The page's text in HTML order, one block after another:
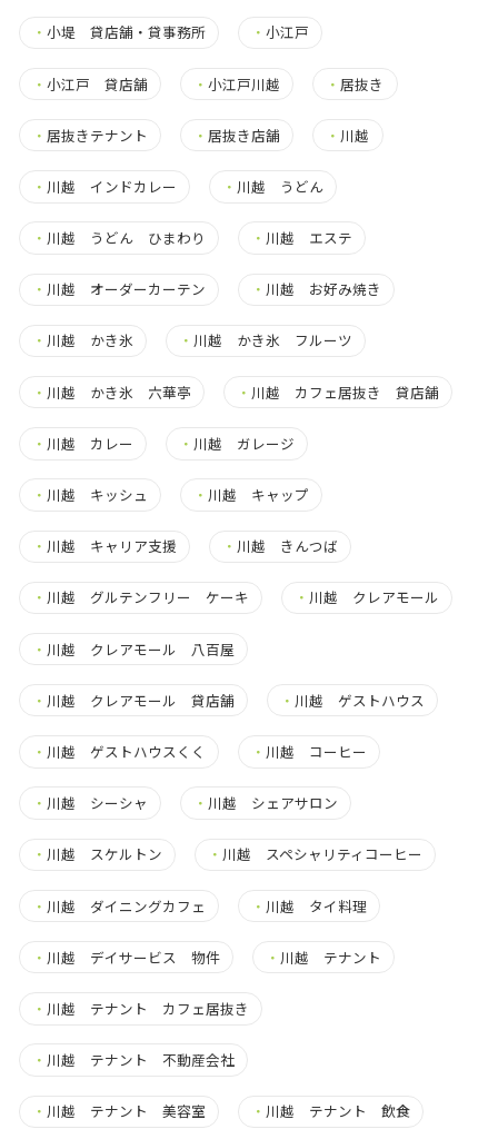
・ 小堤 貸店舗・貸事務所 ・小江戸
・ 小江戸 貸店舗 ・小江戸川越 ・ 居抜き
・ 居抜きテナント ・ 居抜き店舗 ・ 川越
・ 川越 インドカレー ・ 川越 うどん
・ 川越 うどん ひまわり ・ 川越 エステ
・ 川越 オーダーカーテン ・ 川越 お好み焼き
・ 川越 かき氷 ・ 川越 かき氷 フルーツ
・ 川越 かき氷 六華亭 ・ 川越 カフェ居抜き 貸店舗
・ 川越 カレー ・ 川越 ガレージ
・ 川越 キッシュ ・ 川越 キャップ
・ 川越 キャリア支援 ・ 川越 きんつば
・ 川越 グルテンフリー ケーキ ・ 川越 クレアモール
・ 川越 クレアモール 八百屋
・ 川越 クレアモール 貸店舗 ・ 川越 ゲストハウス
・ 川越 ゲストハウスくく ・ 川越 コーヒー
・ 川越 シーシャ ・ 川越 シェアサロン
・ 川越 スケルトン ・ 川越 スペシャリティコーヒー
・ 川越 ダイニングカフェ ・ 川越 タイ料理
・ 川越 デイサービス 物件 ・ 川越 テナント
・ 川越 テナント カフェ居抜き
・ 川越 テナント 不動産会社
・ 川越 テナント 美容室 ・ 川越 テナント 飲食